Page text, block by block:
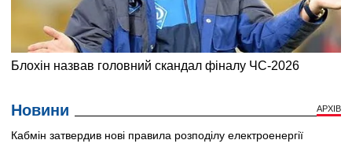
Новини АРХІВ
Кабмін затвердив нові правила розподілу електроенергії